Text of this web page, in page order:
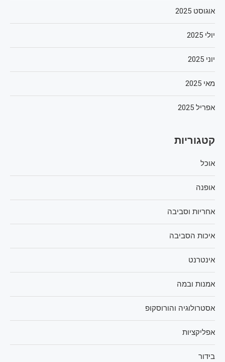
אוגוסט 2025
יולי 2025
יוני 2025
מאי 2025
אפריל 2025
קטגוריות
אוכל
אופנה
אחריות וסביבה
איכות הסביבה
אינטרנט
אמנות ובמה
אסטרולוגיה והורוסקופ
אפליקציות
בידור